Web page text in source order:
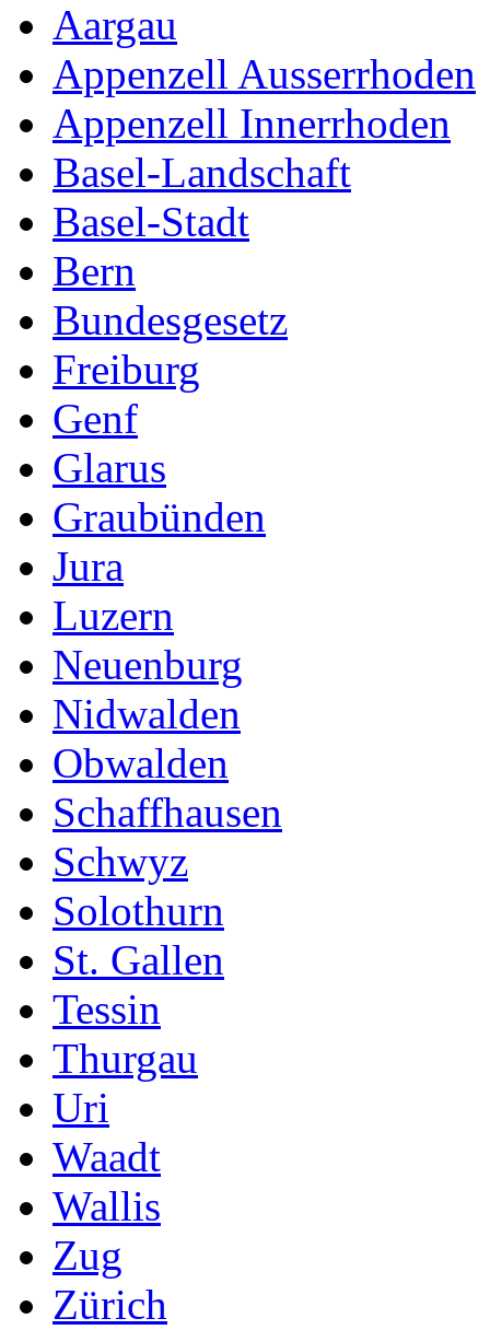
Aargau
Appenzell Ausserrhoden
Appenzell Innerrhoden
Basel-Landschaft
Basel-Stadt
Bern
Bundesgesetz
Freiburg
Genf
Glarus
Graubünden
Jura
Luzern
Neuenburg
Nidwalden
Obwalden
Schaffhausen
Schwyz
Solothurn
St. Gallen
Tessin
Thurgau
Uri
Waadt
Wallis
Zug
Zürich